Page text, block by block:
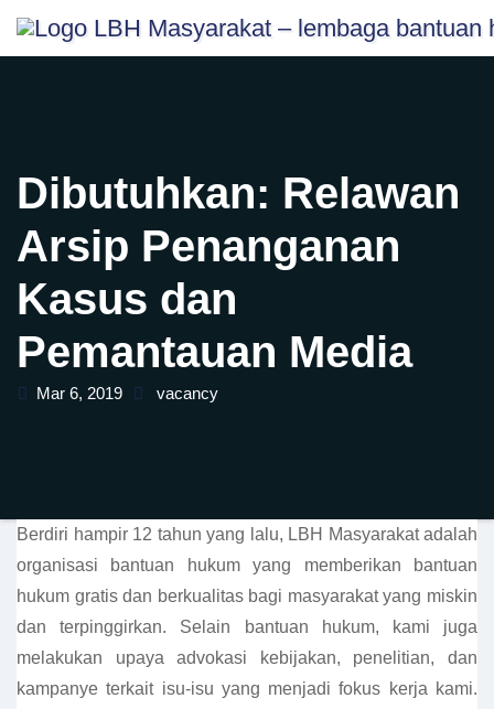
content
Skip
Dibutuhkan: Relawan
Arsip Penanganan
Kasus dan
Pemantauan Media
Mar 6, 2019 vacancy
Berdiri hampir 12 tahun yang lalu, LBH Masyarakat adalah
organisasi bantuan hukum yang memberikan bantuan
hukum gratis dan berkualitas bagi masyarakat yang miskin
dan terpinggirkan. Selain bantuan hukum, kami juga
melakukan upaya advokasi kebijakan, penelitian, dan
kampanye terkait isu-isu yang menjadi fokus kerja kami.